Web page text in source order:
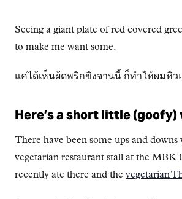
Seeing a giant plate of red covered
to make me want some.
แค่ได้เห็นผ้ดพริกขิงจานนี้ ก็ทำให้ผมหิว
Here’s a short little (goofy)
There have been some ups and downs
vegetarian restaurant stall at the
recently ate there and the vegetarian